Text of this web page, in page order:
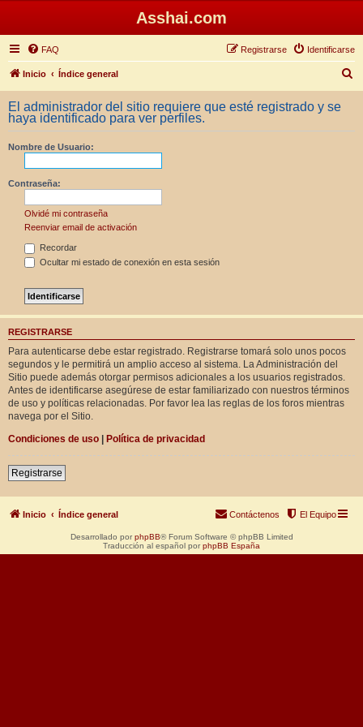
Asshai.com
FAQ Identificarse
Registrarse
Inicio Índice general
u
c
El administrador del sitio requiere que esté registrado y se
haya identificado para ver perfiles.
Nombre de Usuario:
Contraseña:
Olvidé mi contraseña
Reenviar email de activación
Recordar
Ocultar mi estado de conexión en esta sesión
REGISTRARSE
Para autenticarse debe estar registrado. Registrarse tomará solo unos pocos
segundos y le permitirá un amplio acceso al sistema. La Administración del
Sitio puede además otorgar permisos adicionales a los usuarios registrados.
Antes de identificarse asegúrese de estar familiarizado con nuestros términos
de uso y políticas relacionadas. Por favor lea las reglas de los foros mientras
navega por el Sitio.
Condiciones de uso | Política de privacidad
Registrarse
Inicio Índice general El Equipo
Contáctenos
Desarrollado por phpBB® Forum Software © phpBB Limited
Traducción al español por phpBB España